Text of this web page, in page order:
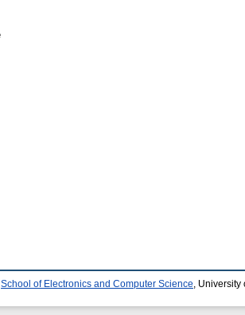
School of Electronics and Computer Science ,